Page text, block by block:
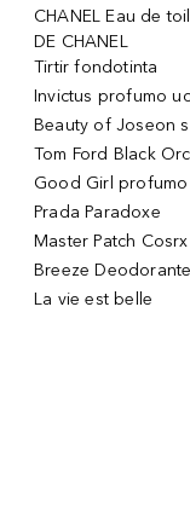
CHANEL Eau de
DE CHANEL
Tirtir fondotinta
Invictus profumo
Beauty of Joseon
Tom Ford Black
Good Girl profumo
Prada Paradoxe
Master Patch Cosrx
Breeze
La vie est belle